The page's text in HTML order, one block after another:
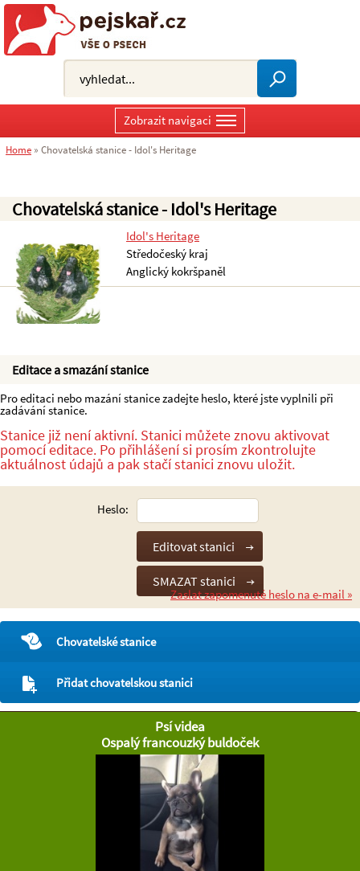
Chovatelská stanice - Idol's Heritage
Idol's Heritage
Středočeský kraj
Anglický kokršpaněl
Editace a smazání stanice
Pro editaci nebo mazání stanice zadejte heslo, které jste vyplnili při
zadávání stanice.
Stanice již není aktivní. Stanici můžete znovu aktivovat
pomocí editace. Po přihlášení si prosím zkontrolujte
aktuálnost údajů a pak stačí stanici znovu uložit.
Heslo:
Zaslat zapomenuté heslo na e-mail »
Chovatelské stanice
Přidat chovatelskou stanici
Psí videa
Ospalý francouzký buldoček
Zobrazit navigaci
Home » Chovatelská stanice - Idol's Heritage